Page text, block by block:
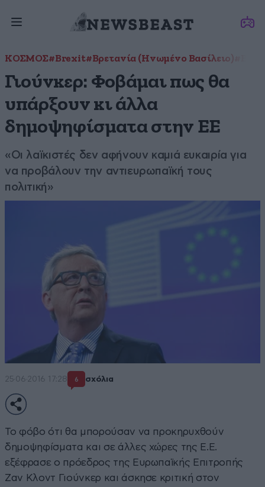
ΚΟΣΜΟΣ#Brexit#Βρετανία (Ηνωμένο Βασίλειο)
Γιούνκερ: Φοβάμαι πως θα
υπάρξουν κι άλλα
δημοψηφίσματα στην ΕΕ
«Οι λαϊκιστές δεν αφήνουν καμιά ευκαιρία για
να προβάλουν την αντιευρωπαϊκή τους
πολιτική»
25·06·2016 17:28 6 σχόλια
Το φόβο ότι θα μπορούσαν να προκηρυχθούν
δημοψηφίσματα και σε άλλες χώρες της Ε.Ε.
εξέφρασε ο πρόεδρος της Ευρωπαϊκής Επιτροπής
Ζαν Κλοντ Γιούνκερ και άσκησε κριτική στον